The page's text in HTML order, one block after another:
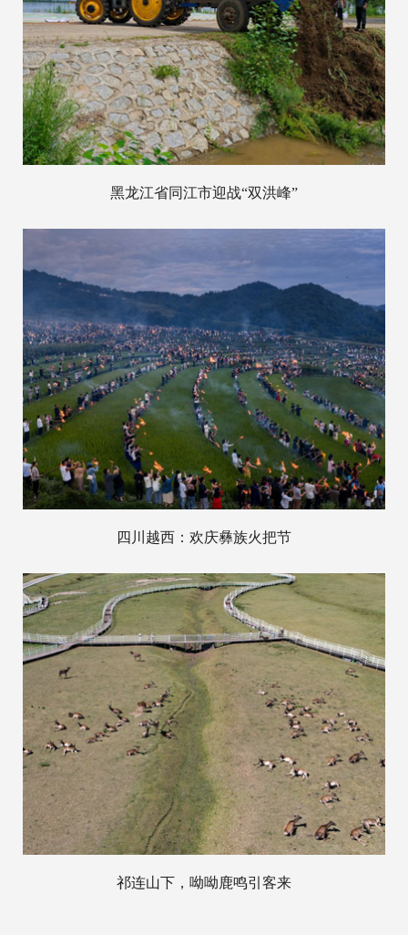
黑龙江省同江市迎战“双洪峰”
四川越西：欢庆彝族火把节
祁连山下，呦呦鹿鸣引客来